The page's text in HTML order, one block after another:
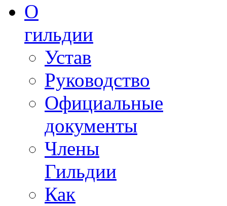
О
гильдии
Устав
Руководство
Официальные
документы
Члены
Гильдии
Как